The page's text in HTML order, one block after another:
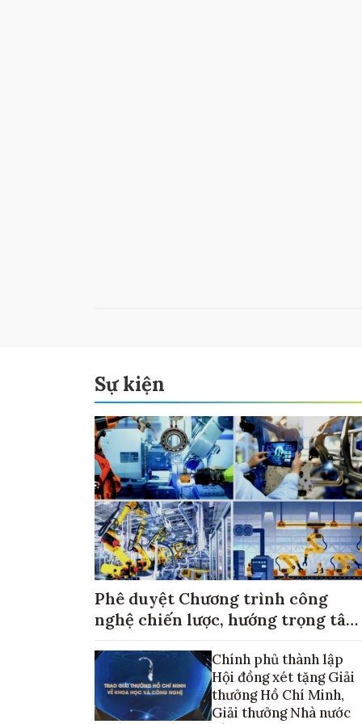
Sự kiện
Phê duyệt Chương trình công
nghệ chiến lược, hướng trọng tâm
Chính phủ thành lập
Hội đồng xét tặng Giải
thưởng Hồ Chí Minh,
Giải thưởng Nhà nước